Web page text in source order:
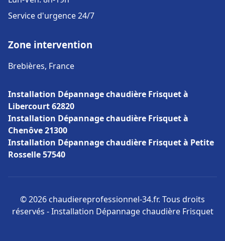
Service d'urgence 24/7
Zone intervention
Brebières, France
Installation Dépannage chaudière Frisquet à
Libercourt 62820
Installation Dépannage chaudière Frisquet à
Chenôve 21300
Installation Dépannage chaudière Frisquet à Petite
Rosselle 57540
© 2026 chaudiereprofessionnel-34.fr. Tous droits
réservés - Installation Dépannage chaudière Frisquet